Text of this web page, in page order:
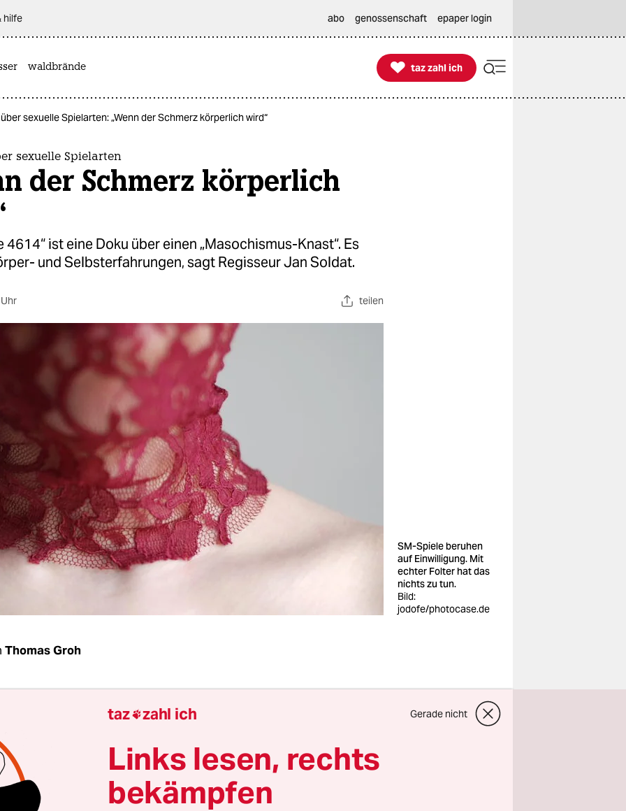
hilfe abo genossenschaft epaper login
waldbrände 
taz zahl ich
taz zahl ich
sexuelle Spielarten: „Wenn der Schmerz körperlich wird“
sexuelle Spielarten
der Schmerz körperlich
4614“ ist eine Doku über einen „Masochismus-Knast“. Es
und Selbsterfahrungen, sagt Regisseur Jan Soldat.
teilen
SM-Spiele beruhen
auf Einwilligung. Mit
echter Folter hat das
nichts zu tun.
Bild:
jodofe/photocase.de
Thomas Groh
Ihr Film beginnt unvermittelt drastisch: Ein
misshandelt einen Häftling mit einer
ähnlichen Technik. Das Bild steht frei - kein
Kommentar. Der Gedanke an Guantánamo drängt
Sie diese Assoziation bewusst?
taz zahl ich Gerade nicht
Links lesen, rechts
bekämpfen